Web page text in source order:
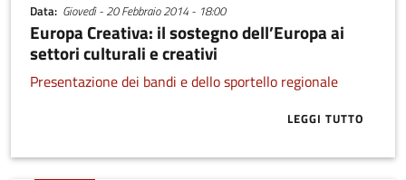
Data Giovedì - 20 Febbraio 2014 - 18:00
Europa Creativa: il sostegno dell’Europa ai
settori culturali e creativi
Presentazione dei bandi e dello sportello regionale
LEGGI TUTTO
ABOUT